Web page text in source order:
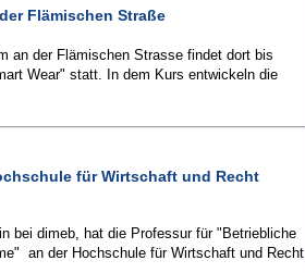
Flämischen Straße
an der Flämischen Strasse findet dort bis
Wear" statt. In dem Kurs entwickeln die
für Wirtschaft und Recht
bei dimeb, hat die Professur für "Betriebliche
an der Hochschule für Wirtschaft und Recht